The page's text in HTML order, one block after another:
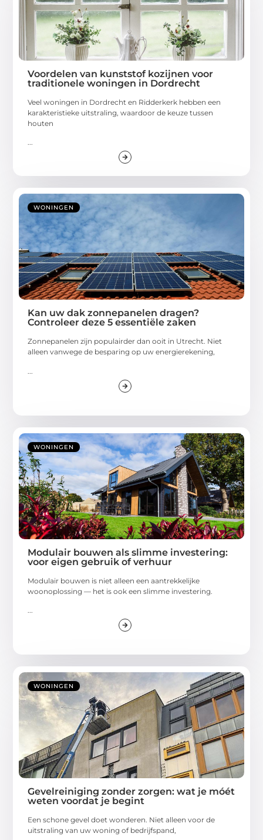
Voordelen van kunststof kozijnen voor
traditionele woningen in Dordrecht
Veel woningen in Dordrecht en Ridderkerk hebben een
karakteristieke uitstraling, waardoor de keuze tussen
houten
...
WONINGEN
Kan uw dak zonnepanelen dragen?
Controleer deze 5 essentiële zaken
Zonnepanelen zijn populairder dan ooit in Utrecht. Niet
alleen vanwege de besparing op uw energierekening,
WONINGEN
Modulair bouwen als slimme investering:
voor eigen gebruik of verhuur
Modulair bouwen is niet alleen een aantrekkelijke
woonoplossing — het is ook een slimme investering.
...
WONINGEN
Gevelreiniging zonder zorgen: wat je móét
weten voordat je begint
Een schone gevel doet wonderen. Niet alleen voor de
uitstraling van uw woning of bedrijfspand,